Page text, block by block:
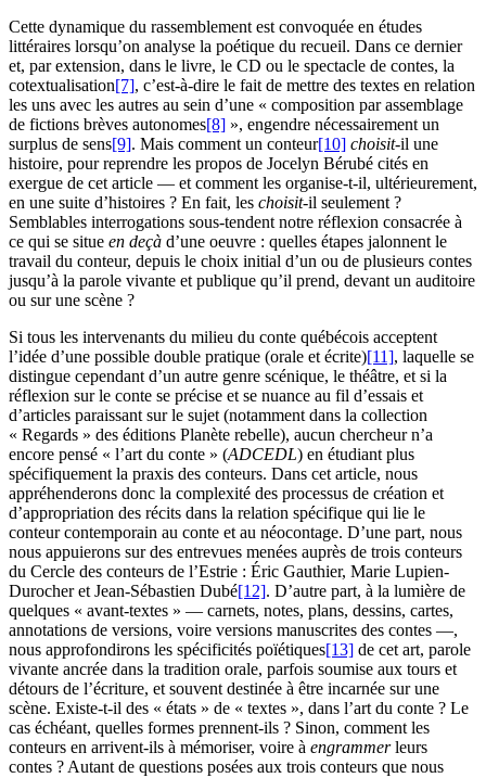
Cette dynamique du rassemblement est convoquée en études
littéraires lorsqu’on analyse la poétique du recueil. Dans ce dernier
et, par extension, dans le livre, le CD ou le spectacle de contes, la
cotextualisation[7], c’est-à-dire le fait de mettre des textes en relation
les uns avec les autres au sein d’une « composition par assemblage
de fictions brèves autonomes[8] », engendre nécessairement un
surplus de sens[9]. Mais comment un conteur[10] choisit-il une
histoire, pour reprendre les propos de Jocelyn Bérubé cités en
exergue de cet article — et comment les organise-t-il, ultérieurement,
en une suite d’histoires ? En fait, les choisit-il seulement ?
Semblables interrogations sous-tendent notre réflexion consacrée à
ce qui se situe en deçà d’une oeuvre : quelles étapes jalonnent le
travail du conteur, depuis le choix initial d’un ou de plusieurs contes
jusqu’à la parole vivante et publique qu’il prend, devant un auditoire
ou sur une scène ?
Si tous les intervenants du milieu du conte québécois acceptent
l’idée d’une possible double pratique (orale et écrite)[11], laquelle se
distingue cependant d’un autre genre scénique, le théâtre, et si la
réflexion sur le conte se précise et se nuance au fil d’essais et
d’articles paraissant sur le sujet (notamment dans la collection
« Regards » des éditions Planète rebelle), aucun chercheur n’a
encore pensé « l’art du conte » (ADCEDL) en étudiant plus
spécifiquement la praxis des conteurs. Dans cet article, nous
appréhenderons donc la complexité des processus de création et
d’appropriation des récits dans la relation spécifique qui lie le
conteur contemporain au conte et au néocontage. D’une part, nous
nous appuierons sur des entrevues menées auprès de trois conteurs
du Cercle des conteurs de l’Estrie : Éric Gauthier, Marie Lupien-
Durocher et Jean-Sébastien Dubé[12]. D’autre part, à la lumière de
quelques « avant-textes » — carnets, notes, plans, dessins, cartes,
annotations de versions, voire versions manuscrites des contes —,
nous approfondirons les spécificités poïétiques[13] de cet art, parole
vivante ancrée dans la tradition orale, parfois soumise aux tours et
détours de l’écriture, et souvent destinée à être incarnée sur une
scène. Existe-t-il des « états » de « textes », dans l’art du conte ? Le
cas échéant, quelles formes prennent-ils ? Sinon, comment les
conteurs en arrivent-ils à mémoriser, voire à engrammerleurs
contes ? Autant de questions posées aux trois conteurs que nous